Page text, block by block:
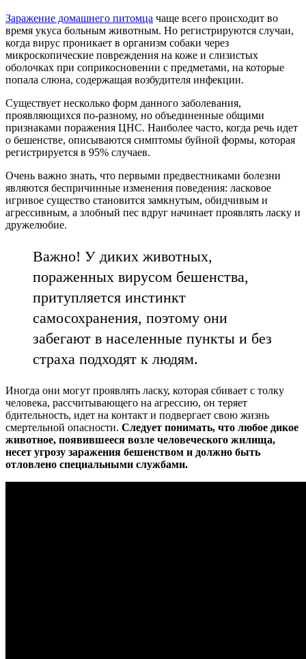
Заражение домашнего питомца чаще всего происходит во
время укуса больным животным. Но регистрируются случаи,
когда вирус проникает в организм собаки через
микроскопические повреждения на коже и слизистых
оболочках при соприкосновении с предметами, на которые
попала слюна, содержащая возбудителя инфекции.
Существует несколько форм данного заболевания,
проявляющихся по-разному, но объединенные общими
признаками поражения ЦНС. Наиболее часто, когда речь идет
о бешенстве, описываются симптомы буйной формы, которая
регистрируется в 95% случаев.
Очень важно знать, что первыми предвестниками болезни
являются беспричинные изменения поведения: ласковое
игривое существо становится замкнутым, обидчивым и
агрессивным, а злобный пес вдруг начинает проявлять ласку и
дружелюбие.
Важно! У диких животных,
пораженных вирусом бешенства,
притупляется инстинкт
самосохранения, поэтому они
забегают в населенные пункты и без
страха подходят к людям.
Иногда они могут проявлять ласку, которая сбивает с толку
человека, рассчитывающего на агрессию, он теряет
бдительность, идет на контакт и подвергает свою жизнь
смертельной опасности. Следует понимать, что любое дикое
животное, появившееся возле человеческого жилища,
несет угрозу заражения бешенством и должно быть
отловлено специальными службами.